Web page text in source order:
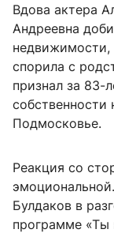
Вдова актера
Андреевна
недвижимости,
спорила с
признал за 83-
собственности
Подмосковье.
Реакция со
Булдаков в
программе «Ты